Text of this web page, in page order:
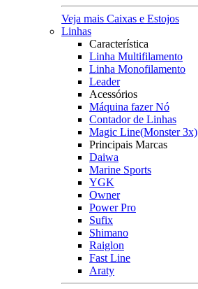
Veja mais Caixas e Estojos
Linhas
Característica
Linha Multifilamento
Linha Monofilamento
Leader
Acessórios
Máquina fazer Nó
Contador de Linhas
Magic Line(Monster 3x)
Principais Marcas
Daiwa
Marine Sports
YGK
Owner
Power Pro
Sufix
Shimano
Raiglon
Fast Line
Araty